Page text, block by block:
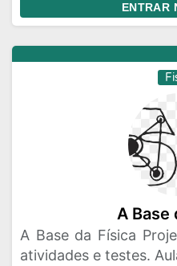
ENTRAR
A Base
A Base da Física
atividades e testes.